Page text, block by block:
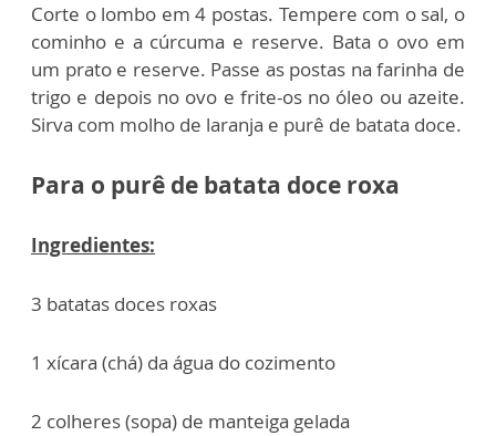
Corte o lombo em 4 postas. Tempere com o sal, o
cominho e a cúrcuma e reserve. Bata o ovo em
um prato e reserve. Passe as postas na farinha de
trigo e depois no ovo e frite-os no óleo ou azeite.
Sirva com molho de laranja e purê de batata doce.
Para o purê de batata doce roxa
Ingredientes:
3 batatas doces roxas
1 xícara (chá) da água do cozimento
2 colheres (sopa) de manteiga gelada